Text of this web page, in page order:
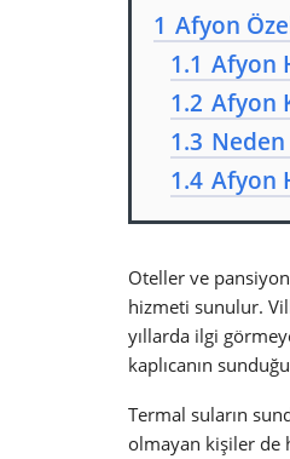
1 Afyon
1.1 Afyon
1.2 Afyon
1.3
1.4 Afyon
Oteller ve
hizmeti sunulur.
yıllarda ilgi
kaplıcanın
Termal suların
olmayan kişiler de